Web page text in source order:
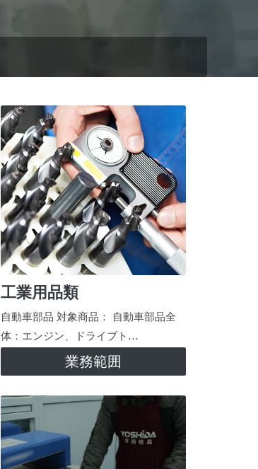
工業用品類
自動車部品 対象商品： 自動車部品全
体：エンジン、ドライブト…
業務範囲